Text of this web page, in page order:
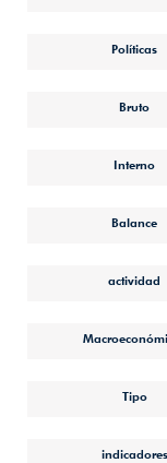
Políticas
Bruto
Interno
Balance
actividad
Tipo
indicadores